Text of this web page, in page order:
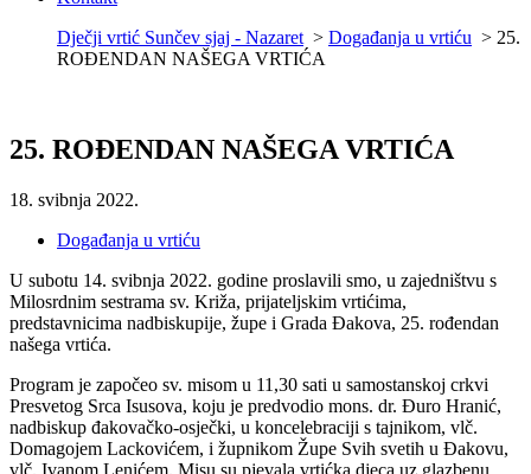
Dječji vrtić Sunčev sjaj - Nazaret > Događanja u vrtiću > 25.
ROĐENDAN NAŠEGA VRTIĆA
25. ROĐENDAN NAŠEGA VRTIĆA
18. svibnja 2022.
Događanja u vrtiću
U subotu 14. svibnja 2022. godine proslavili smo, u zajedništvu s
Milosrdnim sestrama sv. Križa, prijateljskim vrtićima,
predstavnicima nadbiskupije, župe i Grada Đakova, 25. rođendan
našega vrtića.
Program je započeo sv. misom u 11,30 sati u samostanskoj crkvi
Presvetog Srca Isusova, koju je predvodio mons. dr. Đuro Hranić,
nadbiskup đakovačko-osječki, u koncelebraciji s tajnikom, vlč.
Domagojem Lackovićem, i župnikom Župe Svih svetih u Đakovu,
vlč. Ivanom Lenićem. Misu su pjevala vrtićka djeca uz glazbenu